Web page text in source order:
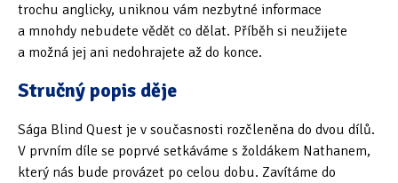
Pracuji zrakem a sluchem (515)
Služby(115)
Software (503)
Asistivní software(428)
Běžný software (284)
trochu anglicky, uniknou vám nezbytné informace
a mnohdy nebudete vědět co dělat. Příběh si neužijete
a možná jej ani nedohrajete až do konce.
Stručný popis děje
Sága Blind Quest je v současnosti rozčleněna do dvou dílů.
V prvním díle se poprvé setkáváme s žoldákem Nathanem,
který nás bude provázet po celou dobu. Zavítáme do